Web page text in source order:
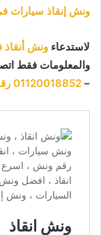
ونش إنقاذ سيارات
لاستدعاء ونش أنقاذ
والمعلومات فقط
–
01120018852